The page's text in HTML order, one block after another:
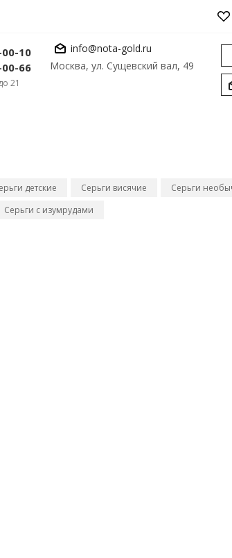
10
66
21
info@nota-gold.ru
Москва, ул. Сущевский вал, 49
детские Серьги висячие
Серьги
Серьги с изумрудами